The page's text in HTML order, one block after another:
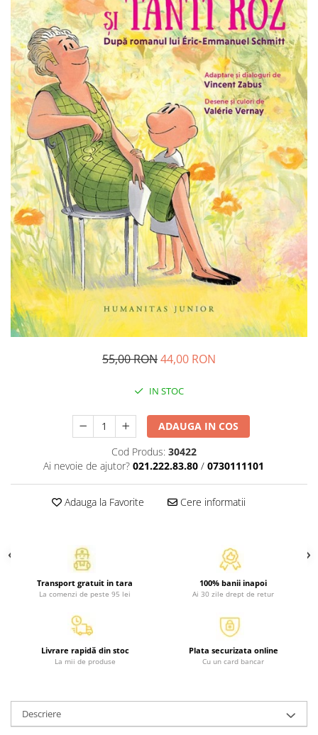
Resurse umane
Vanzari si marketing
Carte scolara
Atlase, dictionare si enciclopedii
Carte prescolara
Carte scolara
Dictionare de limba romana
Ghiduri de conversatie
Invatamant gimnazial
Invatamant primar
Invatarea limbilor straine
Liceu
Povesti si povestiri
Carti in limba engleza
Carti pentru copii
Activitati si jocuri pentru copii
Atlase, dictionare si enciclopedii
Literatura si fictiune
Povesti si povestiri
Dictionare de limba romana
Dictionare tematice
Enciclopedii
Diete si alimentatie sanatoasa
Fitness si frumusete
Feng Shui
Medicina alternativa
55,00 RON44,00 RON
IN STOC
ADAUGA IN COS
Cod Produs: 30422
Ai nevoie de ajutor? 021.222.83.80 / 0730111101
Adauga la Favorite Cere informatii
Transport gratuit in tara
La comenzi de peste 95 lei
100% banii inapoi
Ai 30 zile drept de retur
Livrare rapidă din stoc
La mii de produse
Plata securizata online
Cu un card bancar
Descriere